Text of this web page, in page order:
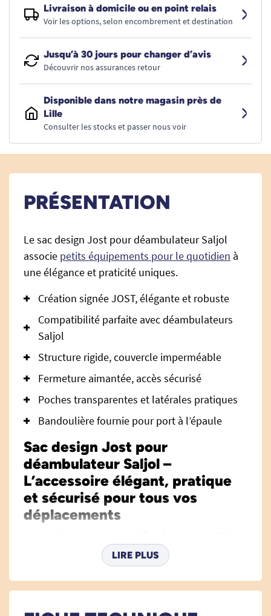
Livraison à domicile ou en point relais
Voir les options, selon encombrement et destination
Jusqu’à 30 jours pour changer d’avis
Découvrir nos assurances retour
Disponible dans notre magasin près de
Lille
Consulter les stocks et passer nous voir
PRÉSENTATION
Le sac design Jost pour déambulateur Saljol
associe petits équipements pour le quotidien à
une élégance et praticité uniques.
Création signée JOST, élégante et robuste
Compatibilité parfaite avec déambulateurs
Saljol
Structure rigide, couvercle imperméable
Fermeture aimantée, accès sécurisé
Poches transparentes et latérales pratiques
Bandoulière fournie pour port à l’épaule
Sac design Jost pour
déambulateur Saljol –
L’accessoire élégant, pratique
et sécurisé pour tous vos
déplacements
allie ergonomie, style et savoir-faire. Pensé pour
accompagner avec distinction les utilisateurs de
déambulateurs Saljol, il est développé en
LIRE PLUS